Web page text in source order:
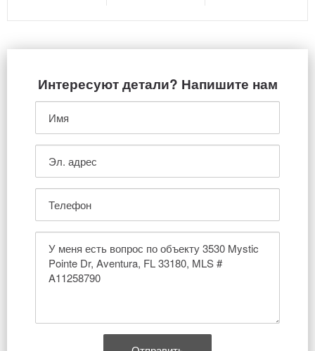
Интересуют детали? Напишите нам